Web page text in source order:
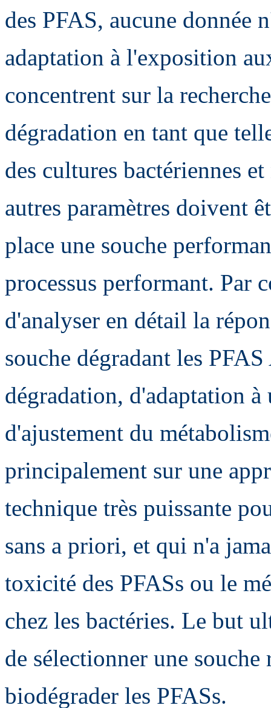
des PFAS, aucune donnée
adaptation à l'exposition
concentrent sur la
dégradation en tant que
des cultures bactériennes
autres paramètres doivent
place une souche
processus performant. Par
d'analyser en détail la
souche dégradant les
dégradation, d'adaptation
d'ajustement du
principalement sur une
technique très puissante
sans a priori, et qui n'a
toxicité des PFASs ou le
chez les bactéries. Le but
de sélectionner une
biodégrader les PFASs.